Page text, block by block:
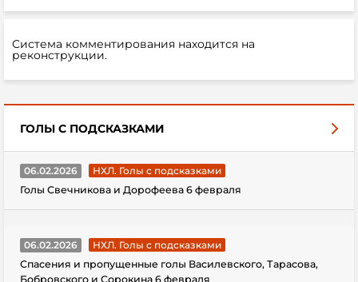
Система комментирования находится на
реконструкции.
ГОЛЫ С ПОДСКАЗКАМИ
06.02.2026
НХЛ. Голы с подсказками
Голы Свечникова и Дорофеева 6 февраля
06.02.2026
НХЛ. Голы с подсказками
Спасения и пропущенные голы Василевского, Тарасова,
Бобровского и Сорокина 6 февраля